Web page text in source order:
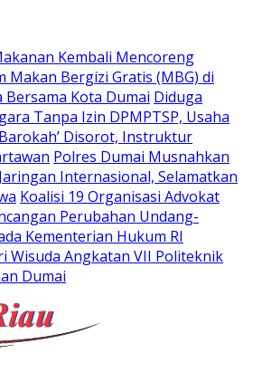
Kembali Mencoreng
Makan Bergizi Gratis (MBG) di
Bersama Kota Dumai Diduga
Tanpa Izin DPMPTSP, Usaha
Disorot, Instruktur
Polres Dumai Musnahkan
Internasional, Selamatkan
Koalisi 19 Organisasi Advokat
Perubahan Undang-
Kementerian Hukum RI
Wisuda Angkatan VII Politeknik
Dumai